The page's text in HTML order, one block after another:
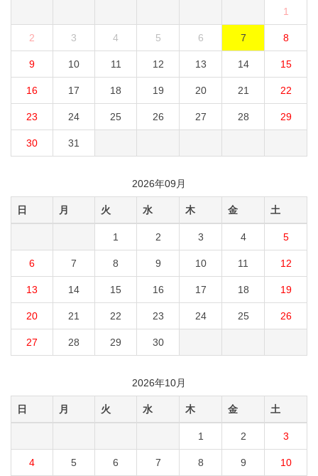
1
2 3 4 5 6 7 8
9 10 11 12 13 14 15
16 17 18 19 20 21 22
23 24 25 26 27 28 29
30 31
2026年09月
日 月 火 水 木 金 土
1 2 3 4 5
6 7 8 9 10 11 12
13 14 15 16 17 18 19
20 21 22 23 24 25 26
27 28 29 30
2026年10月
日 月 火 水 木 金 土
1 2 3
4 5 6 7 8 9 10